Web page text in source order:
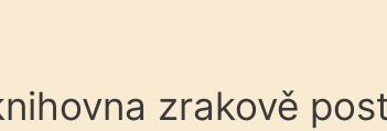
zrakově